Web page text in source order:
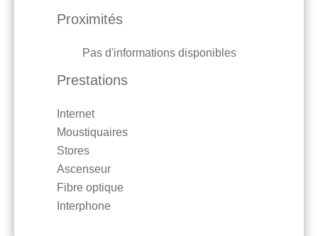
Proximités
Pas d'informations disponibles
Prestations
Internet
Moustiquaires
Stores
Ascenseur
Fibre optique
Interphone